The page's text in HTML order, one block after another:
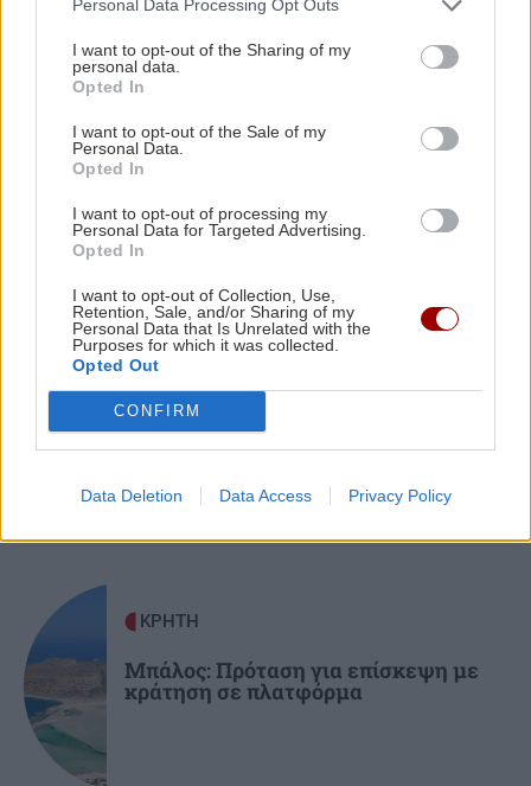
Personal Data Processing Opt Outs
I want to opt-out of the Sharing of my
personal data.
Opted In
I want to opt-out of the Sale of my
Personal Data.
Opted In
I want to opt-out of processing my
Personal Data for Targeted Advertising.
Opted In
I want to opt-out of Collection, Use,
Retention, Sale, and/or Sharing of my
Personal Data that Is Unrelated with the
Purposes for which it was collected.
Opted Out
CONFIRM
Data Deletion Data Access Privacy Policy
"Βούλιαξε" η Άρβη από την 1η μέρα για την
γιορτή μπανάνας (εικόνες)
12:19
ΥΓΕΙΑ
Καρκίνος παχέος εντέρου: Το απλό τεστ που
συνδέθηκε με 50% λιγότερους θανάτους
ΚΡΗΤΗ
Χερσόνησος: Συνελήφθη ο κυβερνήτης τους
σκάφους
GOSSIP - LIFESTYLE
Ο Κωνσταντίνος Αργυρός φωτογραφήθηκε
Ηράκλειο: Η ΕΛ.ΑΣ για τον τουρίστα που
φέρεται να ζήτησε τιμή για την 10χρονη
ΚΡΗΤΗ
Κρήτη: Μία ακόμα τραγωδία με γυναίκα σε
θάλασσα
Όλες οι ειδήσεις
ΠΕΡΙΣΣΟΤΕΡΑ
GOSSIP - LIFESTYLE
Η Μαρίνα Βερνίκου έπιασε
λαγοκέφαλο και πόζαρε μαζί του
ΚΡΗΤΗ
Μπάλος: Πρόταση για επίσκεψη με
κράτηση σε πλατφόρμα